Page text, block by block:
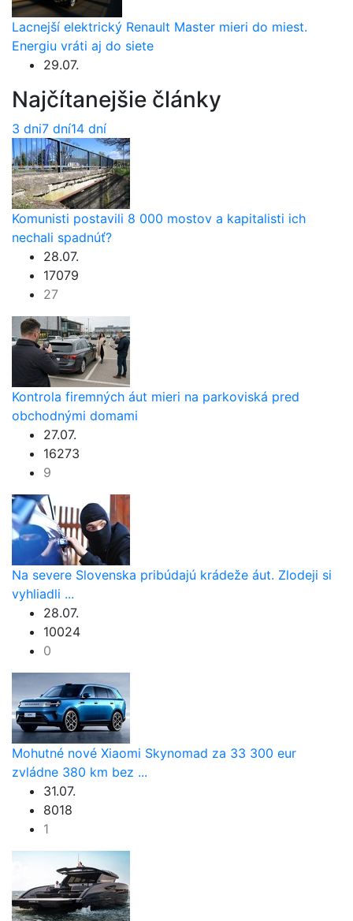
Lacnejší elektrický Renault Master mieri do miest.
Energiu vráti aj do siete
29.07.
Najčítanejšie články
3 dni7 dní14 dní
Komunisti postavili 8 000 mostov a kapitalisti ich
nechali spadnúť?
28.07.
17079
27
Kontrola firemných áut mieri na parkoviská pred
obchodnými domami
27.07.
16273
9
Na severe Slovenska pribúdajú krádeže áut. Zlodeji si
vyhliadli ...
28.07.
10024
0
Mohutné nové Xiaomi Skynomad za 33 300 eur
zvládne 380 km bez ...
31.07.
8018
1